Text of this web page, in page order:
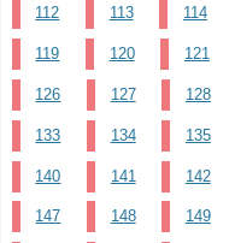
112 113 114
119 120 121
126 127 128
133 134 135
140 141 142
147 148 149